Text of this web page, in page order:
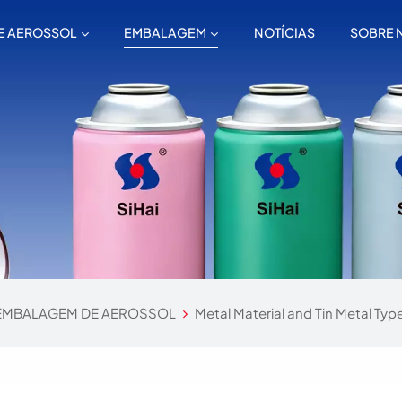
AEROSSOL EMBALAGEM NOTÍCIAS SOBRE
DE AEROSSOL Metal Material and Tin Metal